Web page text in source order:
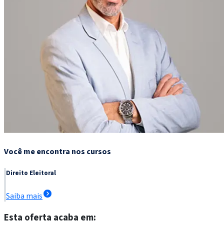
Você me encontra nos cursos
Direito Eleitoral
Saiba mais
Esta oferta acaba em: